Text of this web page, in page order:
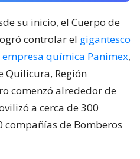
su inicio, el Cuerpo de
controlar el gigantesco
química Panimex,
Quilicura, Región
comenzó alrededor de
a cerca de 300
compañías de Bomberos